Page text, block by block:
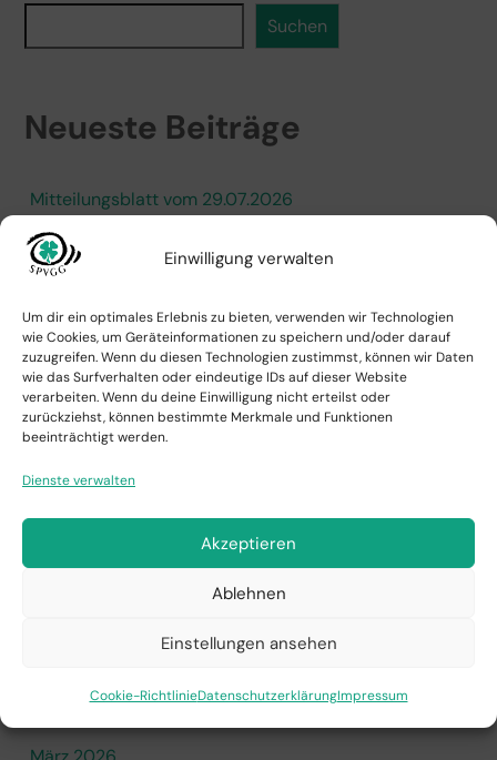
Einwilligung verwalten
Um dir ein optimales Erlebnis zu bieten, verwenden wir Technologien
wie Cookies, um Geräteinformationen zu speichern und/oder darauf
zuzugreifen. Wenn du diesen Technologien zustimmst, können wir Daten
wie das Surfverhalten oder eindeutige IDs auf dieser Website
verarbeiten. Wenn du deine Einwilligung nicht erteilst oder
zurückziehst, können bestimmte Merkmale und Funktionen
beeinträchtigt werden.
Dienste verwalten
Akzeptieren
Ablehnen
Einstellungen ansehen
Cookie-RichtlinieDatenschutzerklärungImpressum
Suchen
Neueste Beiträge
Mitteilungsblatt vom 29.07.2026
Aufstieg Schiedsrichter Max Augustin
Mitteilungsblatt vom 28.05.2026
Mitteilungsblatt vom 20.05.2026
Archive
Juli 2026
April 2026